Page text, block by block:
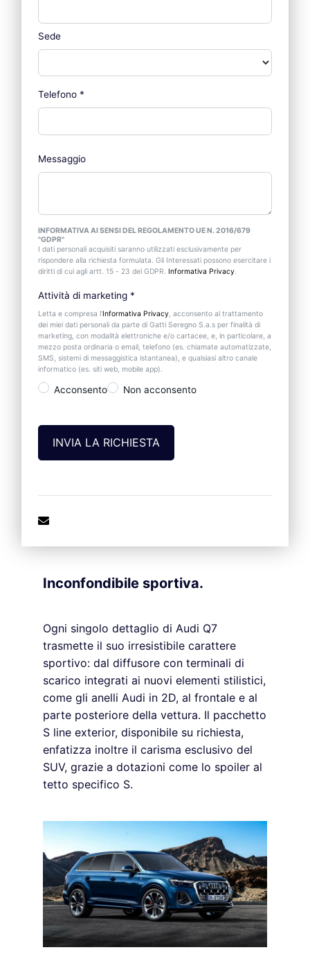
Sede
Telefono *
Messaggio
INFORMATIVA AI SENSI DEL REGOLAMENTO UE N. 2016/679
"GDPR"
I dati personali acquisiti saranno utilizzati esclusivamente per
rispondere alla richiesta formulata. Gli Interessati possono esercitare i
diritti di cui agli artt. 15 - 23 del GDPR. Informativa Privacy.
Attività di marketing *
Letta e compresa l’Informativa Privacy, acconsento al trattamento
dei miei dati personali da parte di Gatti Seregno S.a.s per finalità di
marketing, con modalità elettroniche e/o cartacee, e, in particolare, a
mezzo posta ordinaria o email, telefono (es. chiamate automatizzate,
SMS, sistemi di messaggistica istantanea), e qualsiasi altro canale
informatico (es. siti web, mobile app).
Acconsento Non acconsento
Inconfondibile sportiva.
Ogni singolo dettaglio di Audi Q7
trasmette il suo irresistibile carattere
sportivo: dal diffusore con terminali di
scarico integrati ai nuovi elementi stilistici,
come gli anelli Audi in 2D, al frontale e al
parte posteriore della vettura. Il pacchetto
S line exterior, disponibile su richiesta,
enfatizza inoltre il carisma esclusivo del
SUV, grazie a dotazioni come lo spoiler al
tetto specifico S.